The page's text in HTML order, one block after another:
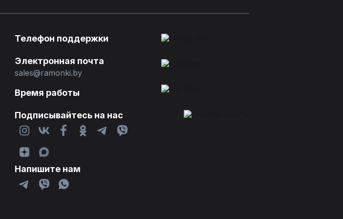
Телефон поддержки
Электронная почта
sales@ramonki.by
Время работы
Подписывайтесь на нас
Напишите нам